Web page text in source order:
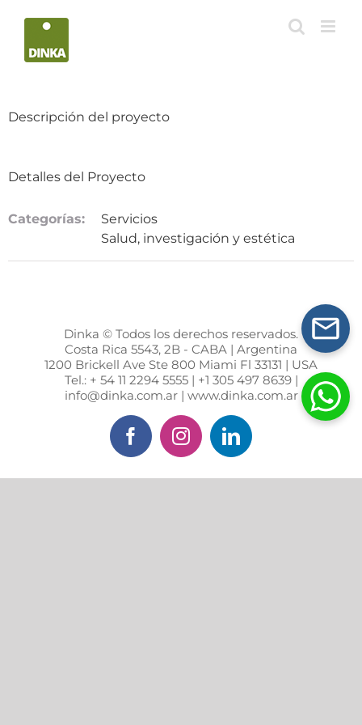
Descripción del proyecto
Detalles del Proyecto
Categorías:
Servicios
Salud, investigación y estética
Dinka © Todos los derechos reservados.
Costa Rica 5543, 2B - CABA | Argentina
1200 Brickell Ave Ste 800 Miami Fl 33131 | USA
Tel.: + 54 11 2294 5555 | +1 305 497 8639 |
info@dinka.com.ar | www.dinka.com.ar
FacebookInstagramLinkedIn